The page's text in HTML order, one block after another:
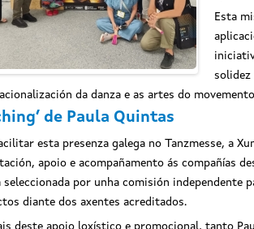
Esta
solidez
da danza e as artes do
de Paula Quintas
esta presenza galega no Tanzmesse, a
apoio e acompañamento ás compañías
seleccionada por unha comisión independente
diante dos axentes acreditados.
deste apoio loxístico e promocional, tanto